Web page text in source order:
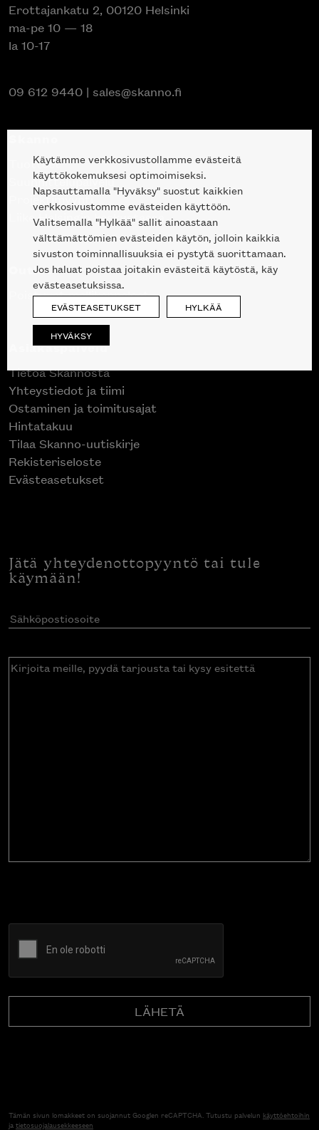
Erottajankatu 2, 00120 Helsinki
ma-pe 10 — 18
la 10-17
09 612 9440 | sales@skanno.fi
Tuotteet
Suunnittelupalvelu
Projektimyynti
Liike Helsingin keskustassa
Outlet
Poistuvat mallikappaleet
Asiakaspalvelu
Tietoa Skannosta
Yhteystiedot ja tiimi
Ostaminen ja toimitusajat
Hintatakuu
Tilaa Skanno-uutiskirje
Rekisteriseloste
Evästeasetukset
Jätä yhteydenottopyyntö tai tule
käymään!
Sähköpostiosoite(Pakollinen)
Kirjoita
Tämän sivun lomakkeet on suojannut Googlen reCAPTCHA. Tutustu palvelun käyttöehtoihin
jatietosuojalausekkeeseen
Käytämme verkkosivustollamme evästeitä
käyttökokemuksesi optimoimiseksi.
Napsauttamalla "Hyväksy" suostut kaikkien
verkkosivustomme evästeiden käyttöön.
Valitsemalla "Hylkää" sallit ainoastaan
välttämättömien evästeiden käytön, jolloin kaikkia
sivuston toiminnallisuuksia ei pystytä suorittamaan.
Jos haluat poistaa joitakin evästeitä käytöstä, käy
evästeasetuksissa.
EVÄSTEASETUKSET HYLKÄÄ
HYVÄKSY